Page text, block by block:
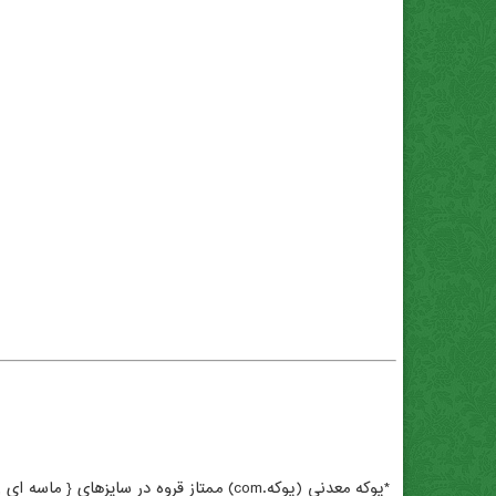
*پوکه معدنی (پوکه.com) ممتاز قروه در سایزهای { ماسه ای , عدسی , نخودی , فندوقی , گردویی , آبنما }